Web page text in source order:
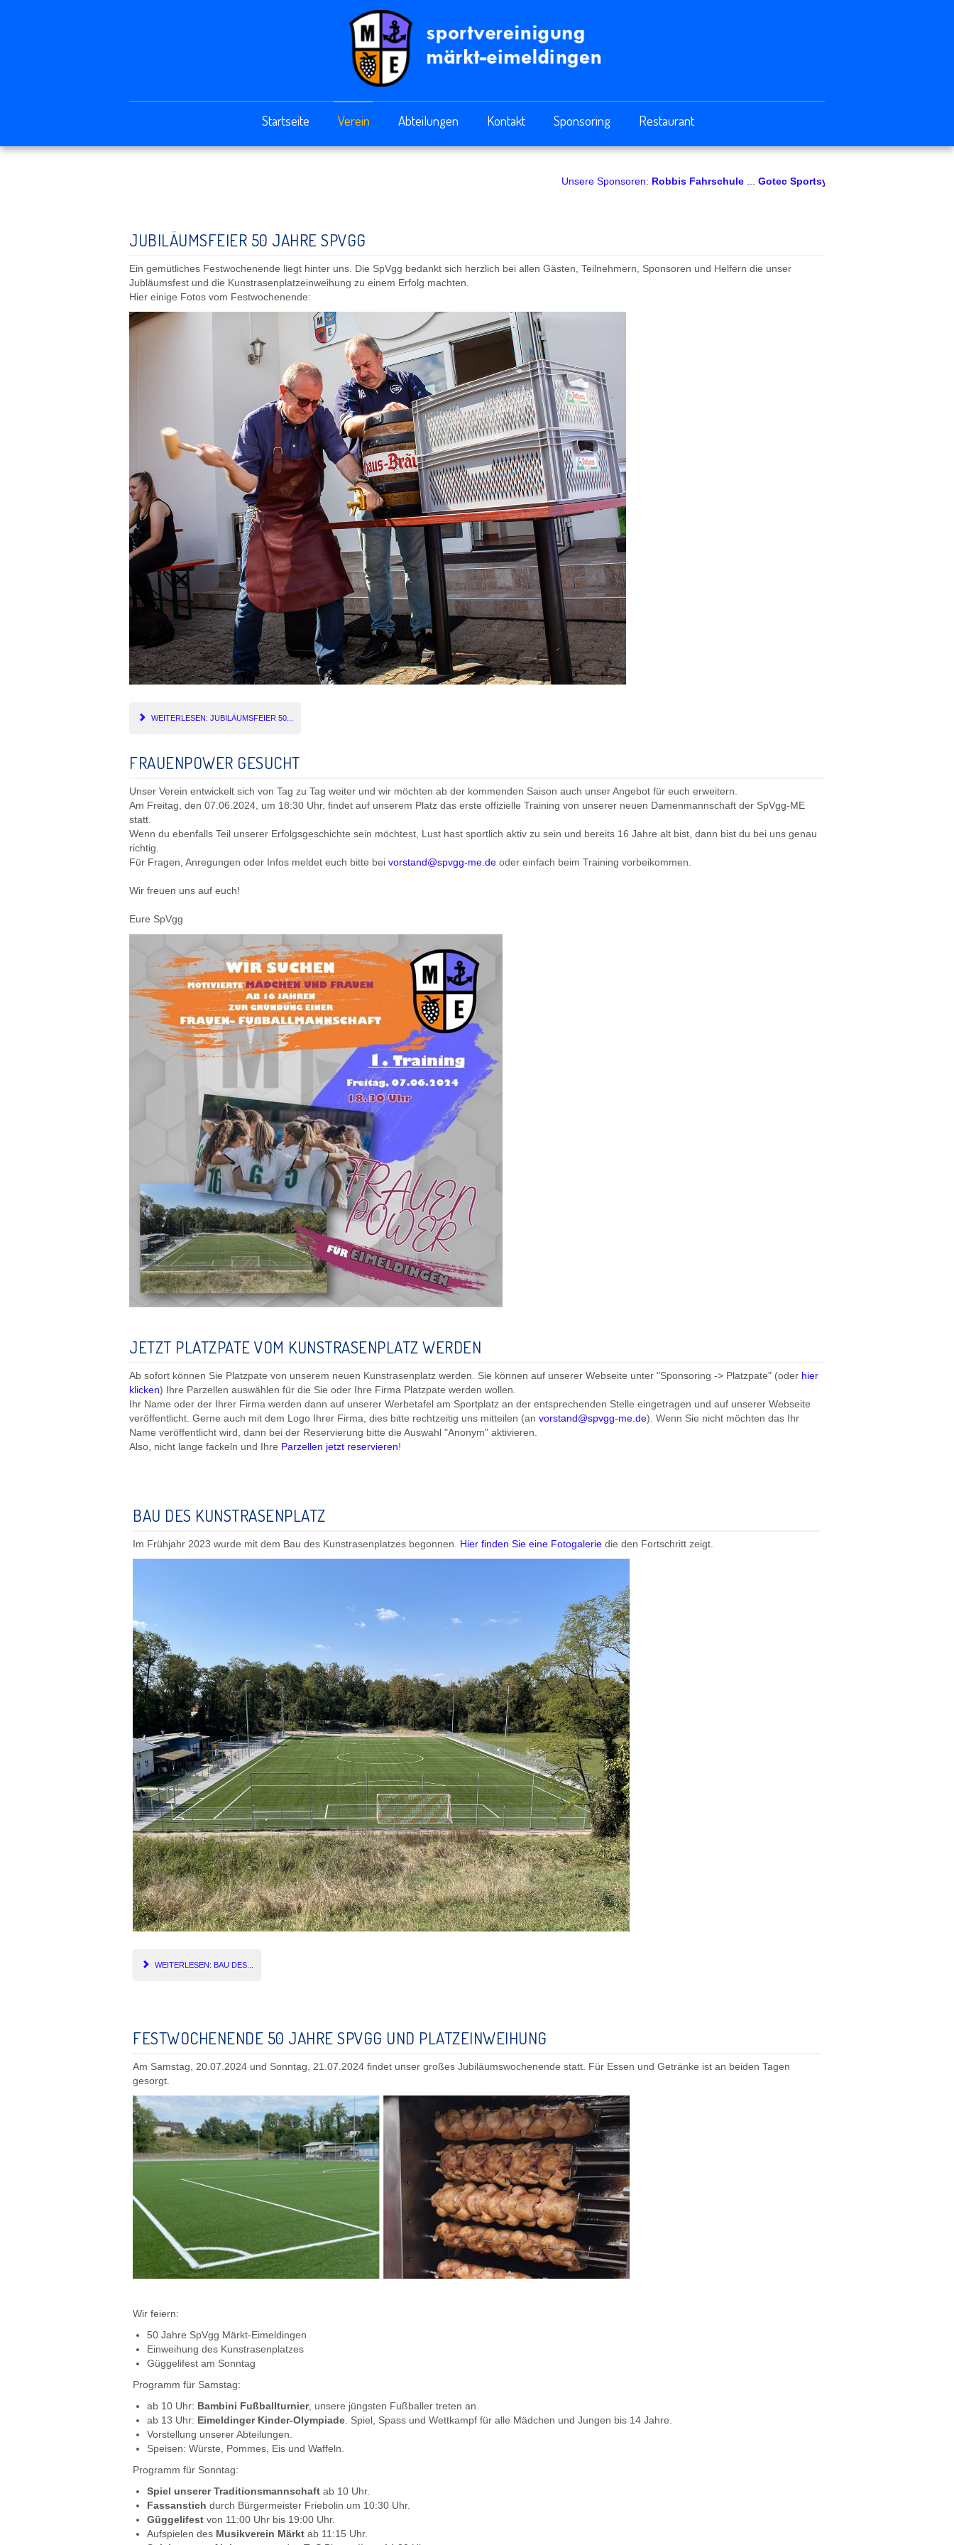
Startseite Verein Abteilungen Kontakt Sponsoring Restaurant
Unsere Sponsoren:Robbis Fahrschule... Gotec Sportsysteme ...KKG Kältetechnik
JUBILÄUMSFEIER 50 JAHRE SPVGG
Ein gemütliches Festwochenende liegt hinter uns. Die SpVgg bedankt sich herzlich bei allen Gästen, Teilnehmern, Sponsoren und Helfern die unser
Jubläumsfest und die Kunstrasenplatzeinweihung zu einem Erfolg machten.
Hier einige Fotos vom Festwochenende:
WEITERLESEN: JUBILÄUMSFEIER 50...
FRAUENPOWER GESUCHT
Unser Verein entwickelt sich von Tag zu Tag weiter und wir möchten ab der kommenden Saison auch unser Angebot für euch erweitern.
Am Freitag, den 07.06.2024, um 18:30 Uhr, findet auf unserem Platz das erste offizielle Training von unserer neuen Damenmannschaft der SpVgg-ME
statt.
Wenn du ebenfalls Teil unserer Erfolgsgeschichte sein möchtest, Lust hast sportlich aktiv zu sein und bereits 16 Jahre alt bist, dann bist du bei uns genau
richtig.
Für Fragen, Anregungen oder Infos meldet euch bitte bei vorstand@spvgg-me.de oder einfach beim Training vorbeikommen.
Wir freuen uns auf euch!
Eure SpVgg
JETZT PLATZPATE VOM KUNSTRASENPLATZ WERDEN
Ab sofort können Sie Platzpate von unserem neuen Kunstrasenplatz werden. Sie können auf unserer Webseite unter "Sponsoring -> Platzpate" (oder hier
klicken) Ihre Parzellen auswählen für die Sie oder Ihre Firma Platzpate werden wollen.
Ihr Name oder der Ihrer Firma werden dann auf unserer Werbetafel am Sportplatz an der entsprechenden Stelle eingetragen und auf unserer Webseite
veröffentlicht. Gerne auch mit dem Logo Ihrer Firma, dies bitte rechtzeitig uns mitteilen (an vorstand@spvgg-me.de). Wenn Sie nicht möchten das Ihr
Name veröffentlicht wird, dann bei der Reservierung bitte die Auswahl "Anonym" aktivieren.
Also, nicht lange fackeln und Ihre Parzellen jetzt reservieren!
BAU DES KUNSTRASENPLATZ
Im Frühjahr 2023 wurde mit dem Bau des Kunstrasenplatzes begonnen. Hier finden Sie eine Fotogalerie die den Fortschritt zeigt.
WEITERLESEN: BAU DES...
FESTWOCHENENDE 50 JAHRE SPVGG UND PLATZEINWEIHUNG
Am Samstag, 20.07.2024 und Sonntag, 21.07.2024 findet unser großes Jubiläumswochenende statt. Für Essen und Getränke ist an beiden Tagen
gesorgt.
Wir feiern:
50 Jahre SpVgg Märkt-Eimeldingen
Einweihung des Kunstrasenplatzes
Güggelifest am Sonntag
Programm für Samstag:
ab 10 Uhr: Bambini Fußballturnier, unsere jüngsten Fußballer treten an.
ab 13 Uhr: Eimeldinger Kinder-Olympiade. Spiel, Spass und Wettkampf für alle Mädchen und Jungen bis 14 Jahre.
Vorstellung unserer Abteilungen.
Speisen: Würste, Pommes, Eis und Waffeln.
Programm für Sonntag:
Spiel unserer Traditionsmannschaft ab 10 Uhr.
Fassanstich durch Bürgermeister Friebolin um 10:30 Uhr.
Güggelifest von 11:00 Uhr bis 19:00 Uhr.
Aufspielen des Musikverein Märkt ab 11:15 Uhr.